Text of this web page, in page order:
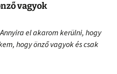
vagyok
Annyira el akarom kerülni, hogy
hogy önző vagyok és csak